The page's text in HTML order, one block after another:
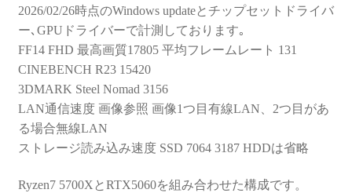
2026/02/26時点のWindows updateとチップセットドライバ
ー､GPUドライバーで計測しております｡
FF14 FHD 最高画質17805 平均フレームレート 131
CINEBENCH R23 15420
3DMARK Steel Nomad 3156
LAN通信速度 画像参照 画像1つ目有線LAN、2つ目があ
る場合無線LAN
ストレージ読み込み速度 SSD 7064 3187 HDDは省略
Ryzen7 5700XとRTX5060を組み合わせた構成です。